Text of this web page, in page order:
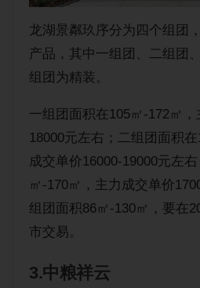
龙湖景粼玖序分为四个组团
产品，其中一组团、二组团
组团为精装。
一组团面积在105㎡-172㎡
18000元左右；二组团面积
成交单价16000-19000元左
㎡-170㎡，主力成交单价
组团面积86㎡-130㎡，要在
市交易。
3.中粮祥云